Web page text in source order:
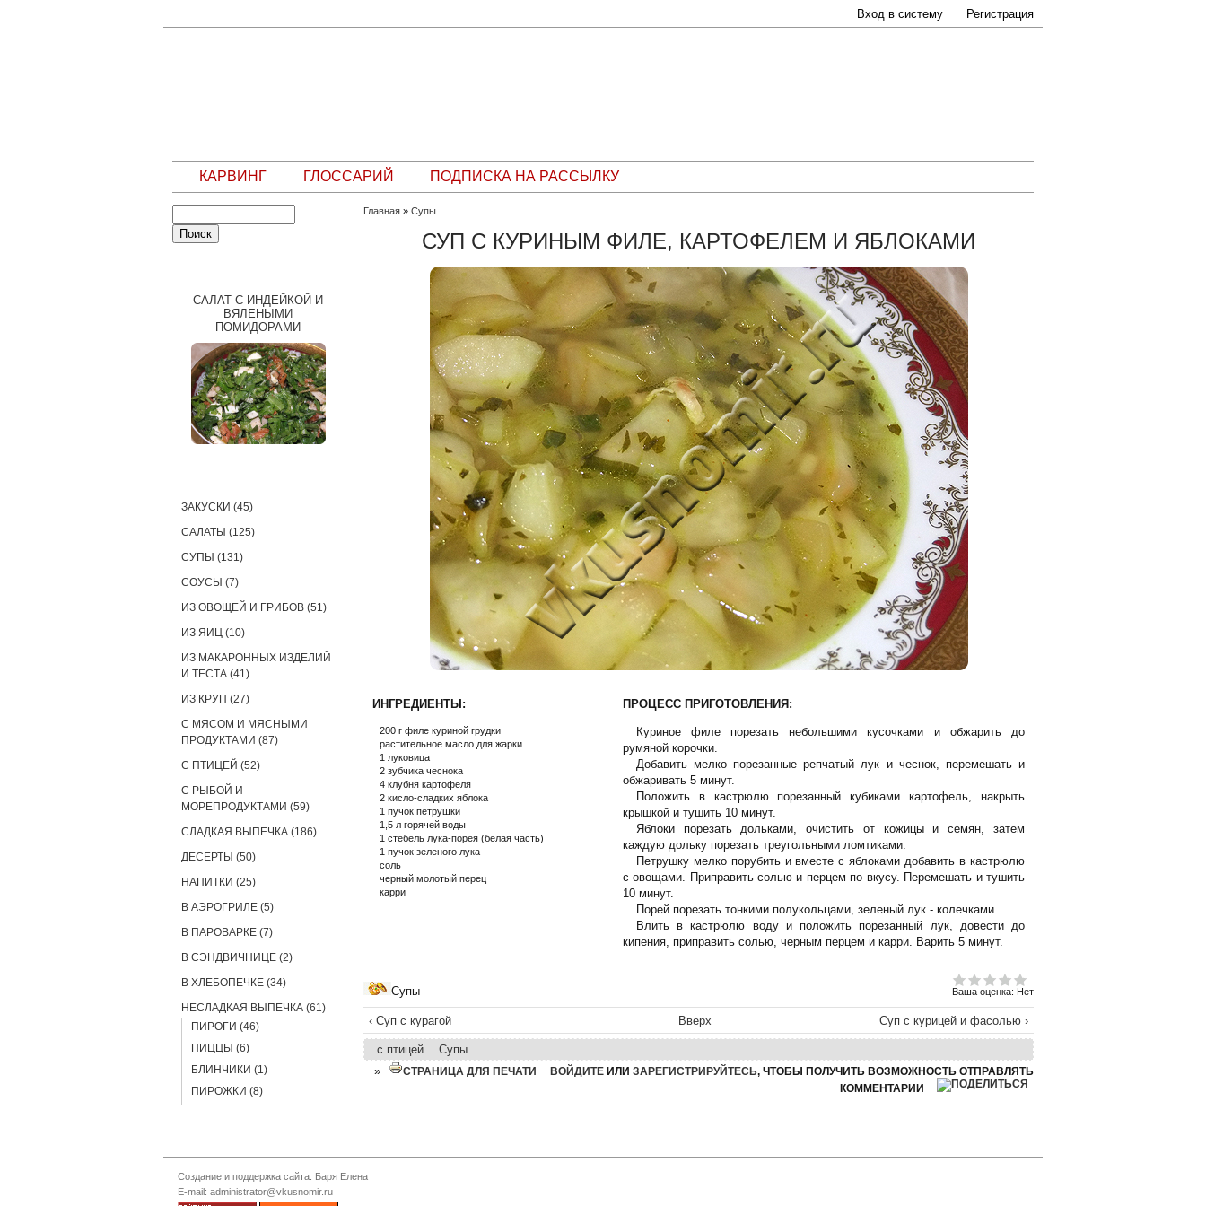
Вход в систему Регистрация
КАРВИНГ ГЛОССАРИЙ ПОДПИСКА НА РАССЫЛКУ
Главная » Супы
СУП С КУРИНЫМ ФИЛЕ, КАРТОФЕЛЕМ И ЯБЛОКАМИ
ИНГРЕДИЕНТЫ:
200 г филе куриной грудки
растительное масло для жарки
1 луковица
2 зубчика чеснока
4 клубня картофеля
2 кисло-сладких яблока
1 пучок петрушки
1,5 л горячей воды
1 стебель лука-порея (белая часть)
1 пучок зеленого лука
соль
черный молотый перец
карри
ПРОЦЕСС ПРИГОТОВЛЕНИЯ:
Куриное филе порезать небольшими кусочками и обжарить до
румяной корочки.
Добавить мелко порезанные репчатый лук и чеснок, перемешать и
обжаривать 5 минут.
Положить в кастрюлю порезанный кубиками картофель, накрыть
крышкой и тушить 10 минут.
Яблоки порезать дольками, очистить от кожицы и семян, затем
каждую дольку порезать треугольными ломтиками.
Петрушку мелко порубить и вместе с яблоками добавить в кастрюлю
с овощами. Приправить солью и перцем по вкусу. Перемешать и тушить
10 минут.
Порей порезать тонкими полукольцами, зеленый лук - колечками.
Влить в кастрюлю воду и положить порезанный лук, довести до
кипения, приправить солью, черным перцем и карри. Варить 5 минут.
Супы Ваша оценка: Нет
‹ Суп с курагой Вверх Суп с курицей и фасолью ›
с птицей
Супы
»
СТРАНИЦА ДЛЯ ПЕЧАТИ ВОЙДИТЕ ИЛИ ЗАРЕГИСТРИРУЙТЕСЬ, ЧТОБЫ ПОЛУЧИТЬ ВОЗМОЖНОСТЬ ОТПРАВЛЯТЬ
КОММЕНТАРИИ
САЛАТ С ИНДЕЙКОЙ И
ВЯЛЕНЫМИ
ПОМИДОРАМИ
ЗАКУСКИ (45)
САЛАТЫ (125)
СУПЫ (131)
СОУСЫ (7)
ИЗ ОВОЩЕЙ И ГРИБОВ (51)
ИЗ ЯИЦ (10)
ИЗ МАКАРОННЫХ ИЗДЕЛИЙ
И ТЕСТА (41)
ИЗ КРУП (27)
С МЯСОМ И МЯСНЫМИ
ПРОДУКТАМИ (87)
С ПТИЦЕЙ (52)
С РЫБОЙ И
МОРЕПРОДУКТАМИ (59)
СЛАДКАЯ ВЫПЕЧКА (186)
ДЕСЕРТЫ (50)
НАПИТКИ (25)
В АЭРОГРИЛЕ (5)
В ПАРОВАРКЕ (7)
В СЭНДВИЧНИЦЕ (2)
В ХЛЕБОПЕЧКЕ (34)
НЕСЛАДКАЯ ВЫПЕЧКА (61)
ПИРОГИ (46)
ПИЦЦЫ (6)
БЛИНЧИКИ (1)
ПИРОЖКИ (8)
Создание и поддержка сайта: Баря Елена
E-mail: administrator@vkusnomir.ru